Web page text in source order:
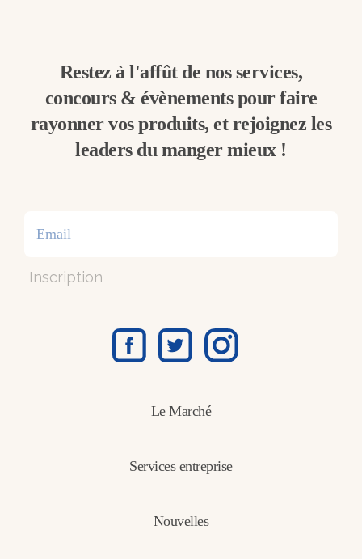
Restez à l'affût de nos services,
concours & évènements pour faire
rayonner vos produits, et rejoignez les
leaders du manger mieux !
Inscription
Le Marché
Services entreprise
Nouvelles